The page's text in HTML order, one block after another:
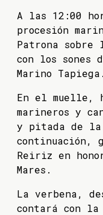
A las 12:00
procesión
Patrona
con los sones
Marino
En el muelle,
marineros y
y pitada de
continuación,
Reiriz en
Mares.
La verbena,
contará con la